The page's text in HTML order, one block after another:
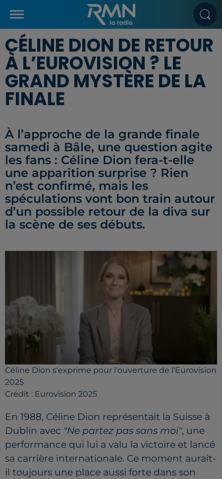
CÉLINE DION DE RETOUR
À L’EUROVISION ? LE
GRAND MYSTÈRE DE LA
FINALE
À l’approche de la grande finale
samedi à Bâle, une question agite
les fans : Céline Dion fera-t-elle
une apparition surprise ? Rien
n’est confirmé, mais les
spéculations vont bon train autour
d’un possible retour de la diva sur
la scène de ses débuts.
Céline Dion s'exprime pour l'ouverture de l'Eurovision
2025
Crédit : Eurovision 2025
En 1988, Céline Dion représentait la Suisse à
Dublin avec "Ne partez pas sans moi", une
performance qui lui a valu la victoire et lancé
sa carrière internationale. Ce moment aurait-
il toujours une place aussi forte dans son